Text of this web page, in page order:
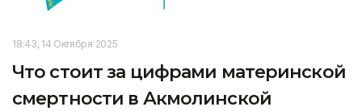
18:43, 14 Октября 2025
Что стоит за цифрами материнской
смертности в Акмолинской